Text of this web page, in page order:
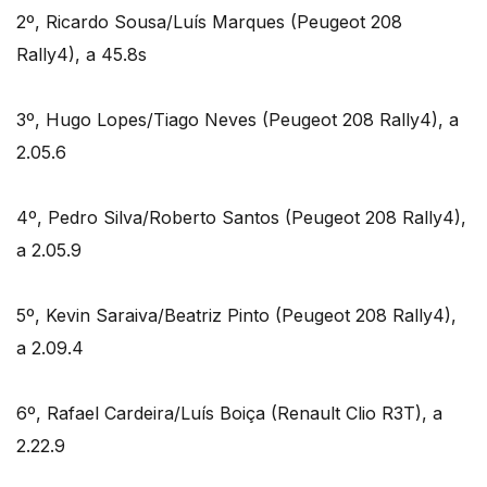
2º, Ricardo Sousa/Luís Marques (Peugeot 208
Rally4), a 45.8s
3º, Hugo Lopes/Tiago Neves (Peugeot 208 Rally4), a
2.05.6
4º, Pedro Silva/Roberto Santos (Peugeot 208 Rally4),
a 2.05.9
5º, Kevin Saraiva/Beatriz Pinto (Peugeot 208 Rally4),
a 2.09.4
6º, Rafael Cardeira/Luís Boiça (Renault Clio R3T), a
2.22.9